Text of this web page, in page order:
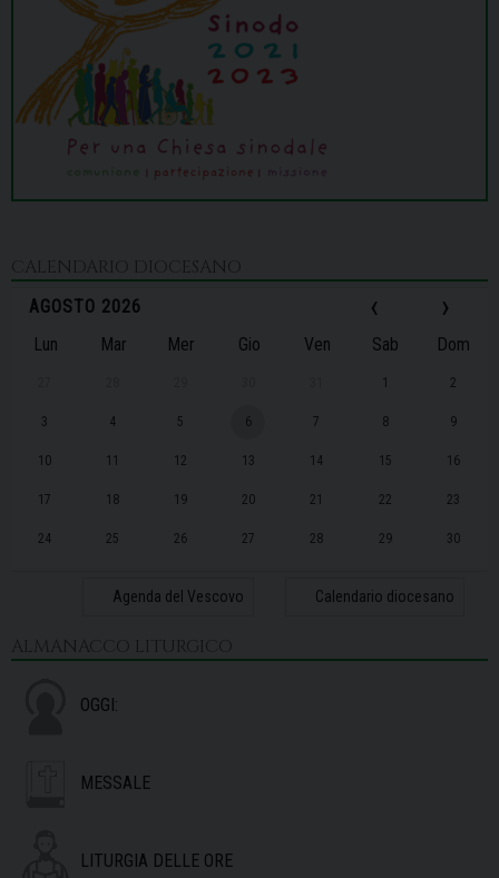
CALENDARIO DIOCESANO
‹
AGOSTO 2026 ›
Lun Mar Mer Gio Ven Sab Dom
1 2
3 4 5 6 7 8 9
10 11 12 13 14 15 16
17 18 19 20 21 22 23
24 25 26 27 28 29 30
Agenda del Vescovo Calendario diocesano
ALMANACCO LITURGICO
OGGI:
MESSALE
LITURGIA DELLE ORE